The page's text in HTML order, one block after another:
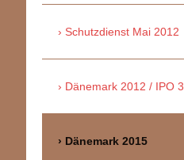
Schutzdienst Mai 2012
Dänemark 2012 / IPO 3
Dänemark 2015